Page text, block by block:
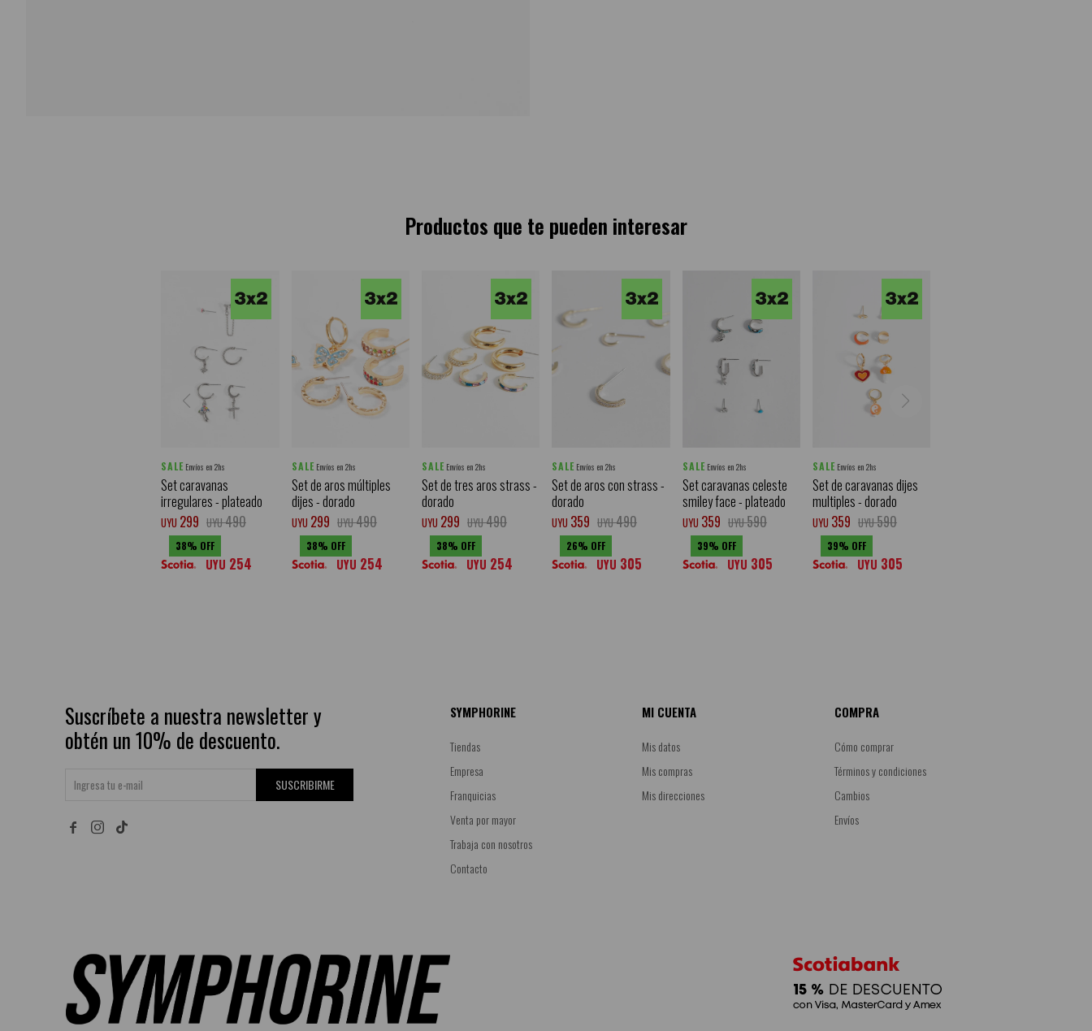
Productos que te pueden interesar
SALE Envíos en 2hs
Set caravanas
irregulares - plateado
UYU 299 UYU490
38
UYU 254
SALE Envíos en 2hs
Set de aros múltiples
dijes - dorado
UYU 299 UYU490
38
UYU 254
SALE Envíos en 2hs
Set de tres aros strass -
dorado
UYU 299 UYU490
38
UYU 254
SALE Envíos en 2hs
Set de aros con strass -
dorado
UYU 359 UYU490
26
UYU 305
SALE Envíos en 2hs
Set caravanas celeste
smiley face - plateado
UYU 359 UYU590
39
UYU 305
SALE Envíos en 2hs
Set de caravanas dijes
multiples - dorado
UYU 359 UYU590
39
UYU 305
Suscríbete a nuestra newsletter y
obtén un 10% de descuento.
SUSCRIBIRME
 
SYMPHORINE
Tiendas
Empresa
Franquicias
Venta por mayor
Trabaja con nosotros
Contacto
MI CUENTA
Mis datos
Mis compras
Mis direcciones
COMPRA
Cómo comprar
Términos y condiciones
Cambios
Envíos